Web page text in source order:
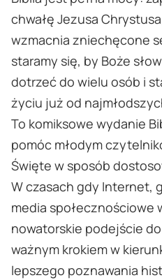
chwałę Jezusa
wzmacnia zniechęcone
staramy się, by Boże
dotrzeć do wielu osób i
życiu już od
To komiksowe wydanie
pomóc młodym
Święte w sposób
W czasach gdy Internet,
media społecznościowe
nowatorskie podejście
ważnym krokiem w
lepszego poznawania